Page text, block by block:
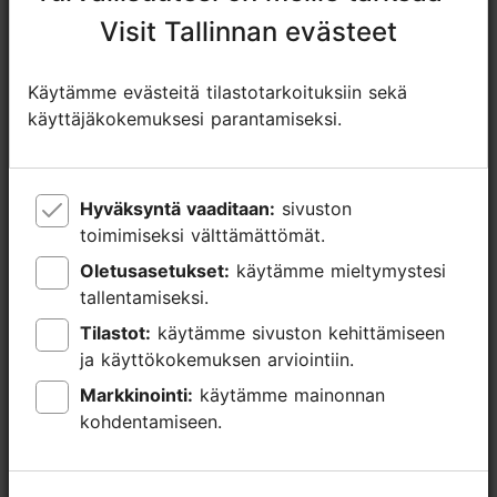
Lisätietoa
Lue lisää
Visit Tallinnan evästeet
Käytämme evästeitä tilastotarkoituksiin sekä
käyttäjäkokemuksesi parantamiseksi.
Hyväksyntä vaaditaan:
toimimiseksi välttämättömät.
Oletusasetukset:
tallentamiseksi.
Tilastot:
ja käyttökokemuksen arviointiin.
Markkinointi:
kohdentamiseen.
Visit Tallinnan evästeet
Käytämme evästeitä tilastotarkoituksiin sekä
käyttäjäkokemuksesi parantamiseksi.
Hyväksyntä vaaditaan:
toimimiseksi välttämättömät.
Oletusasetukset:
tallentamiseksi.
Tilastot:
ja käyttökokemuksen arviointiin.
Markkinointi:
kohdentamiseen.